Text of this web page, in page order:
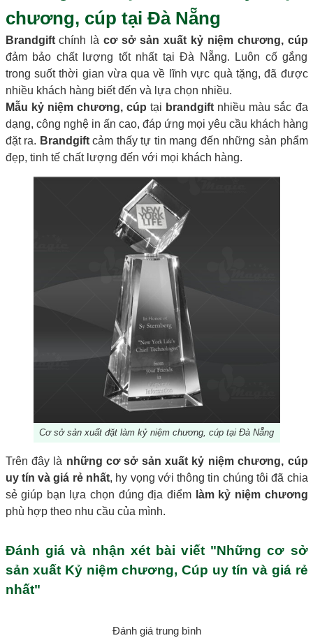
chương, cúp tại Đà Nẵng
Brandgiftchính làcơ sở sản xuất kỷ niệm chương, cúp
đảm bảo chất lượng tốt nhất tại Đà Nẵng. Luôn cố gắng
trong suốt thời gian vừa qua về lĩnh vực quà tặng, đã được
nhiều khách hàng biết đến và lựa chọn nhiều.
Mẫu kỷ niệm chương, cúp tại brandgift nhiều màu sắc đa
dạng, công nghệ in ấn cao, đáp ứng mọi yêu cầu khách hàng
đặt ra. Brandgiftcảm thấy tự tin mang đến những sản phẩm
đẹp, tinh tế chất lượng đến với mọi khách hàng.
Cơ sở sản xuất đặt làm kỷ niệm chương, cúp tại Đà Nẵng
Trên đây là những cơ sở sản xuất kỷ niệm chương, cúp
uy tín và giá rẻ nhất, hy vọng với thông tin chúng tôi đã chia
sẻ giúp bạn lựa chọn đúng địa điểm làm kỷ niệm chương
phù hợp theo nhu cầu của mình.
Đánh giá và nhận xét bài viết "Những cơ sở
sản xuất Kỷ niệm chương, Cúp uy tín và giá rẻ
nhất"
Đánh giá trung bình